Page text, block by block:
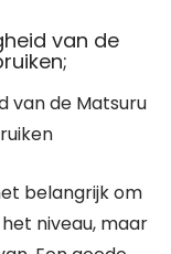
van de
van de Matsuru
belangrijk om
niveau, maar